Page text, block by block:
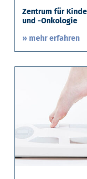
Zentrum für
und -Onkologie
» mehr erfahren